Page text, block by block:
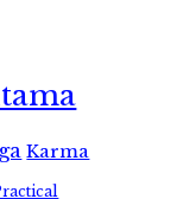
Karma